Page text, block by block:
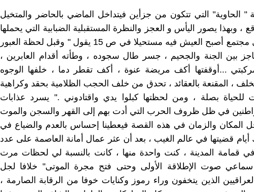
" الحاوية" التي تتكون من جزأين فيتداخل الماضي بالحاضر والمتخيل
، وبهذا يصور اليأس و العجز والنظرة المستقبلية الضبابية التي يحملها
الشخص في مجتمع أصبح العيش فيه مستحيلا في ص 15 يقول " وقبل لحظة العبور
بين الجنة والجحيم ، جسر طال سجوده ، وطأته أقدام العابرين ،
...أوقفتها أكف مريضة عنوة ، أكف تقطر دما ، خلفها الوجوه
، المقنعة بالعقائد ، تحدق من خلف الحجب الظلامية بحقد وكراهية
للحياة بصلة ، ومن لحظتها كبلوا يدي واقتادوني ." يسرد عذابات
في ظل ظروف الحرب التي أدت بهم إلى القهر والسجن والموت
المكان والزمان في هذه القصة فيعطينا إحساس بالعدم والضياع في
تلك أيام قضيتها في عالم الغيب ، بعد أن عثر عمال أمانة العاصمة على عدد
قمامة المدينة ، كنت واحدة منها ، كانت بالنسبة لي لحظات مرت
صوت الإطلاقة الأولى وحتى فتح مجرة الموتى" خلافا لجل
الذين يتخفون وراء رموز وكنايات خوفا من الرقابة الصارمة ،